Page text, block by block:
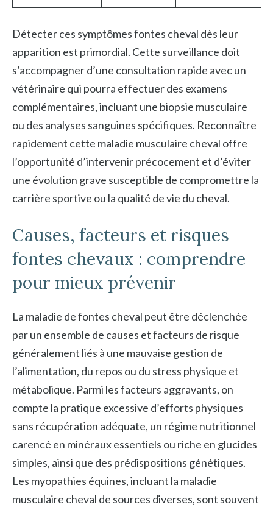
Détecter ces symptômes fontes cheval dès leur
apparition est primordial. Cette surveillance doit
s’accompagner d’une consultation rapide avec un
vétérinaire qui pourra effectuer des examens
complémentaires, incluant une biopsie musculaire
ou des analyses sanguines spécifiques. Reconnaître
rapidement cette maladie musculaire cheval offre
l’opportunité d’intervenir précocement et d’éviter
une évolution grave susceptible de compromettre la
carrière sportive ou la qualité de vie du cheval.
Causes, facteurs et risques
fontes chevaux : comprendre
pour mieux prévenir
La maladie de fontes cheval peut être déclenchée
par un ensemble de causes et facteurs de risque
généralement liés à une mauvaise gestion de
l’alimentation, du repos ou du stress physique et
métabolique. Parmi les facteurs aggravants, on
compte la pratique excessive d’efforts physiques
sans récupération adéquate, un régime nutritionnel
carencé en minéraux essentiels ou riche en glucides
simples, ainsi que des prédispositions génétiques.
Les myopathies équines, incluant la maladie
musculaire cheval de sources diverses, sont souvent